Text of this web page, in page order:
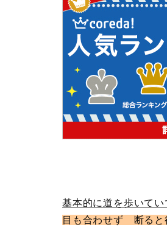
基本的に道を歩いて
目も合わせず 断ると